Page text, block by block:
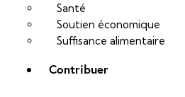
Santé
Soutien économique
Suffisance alimentaire
Contribuer